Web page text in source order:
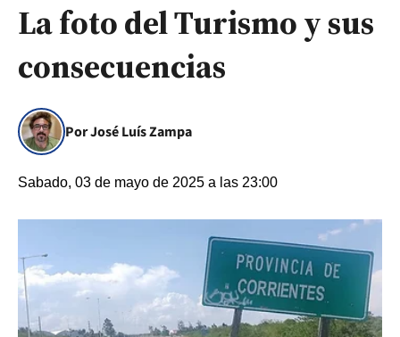
La foto del Turismo y sus
consecuencias
Por José Luís Zampa
Sabado, 03 de mayo de 2025 a las 23:00